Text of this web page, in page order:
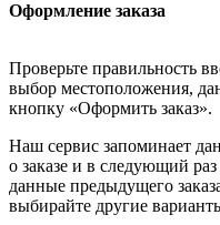
Оформление заказа
Проверьте правильность
выбор местоположения,
кнопку «Оформить заказ».
Наш сервис запоминает
о заказе и в следующий
данные предыдущего
выбирайте другие